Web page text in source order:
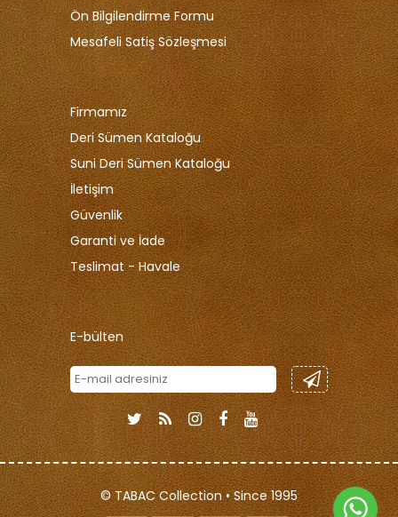
Ön Bilgilendirme Formu
Mesafeli Satiş Sözleşmesi
Firmamız
Deri Sümen Kataloğu
Suni Deri Sümen Kataloğu
İletişim
Güvenlik
Garanti ve İade
Teslimat - Havale
E-bülten
© TABAC Collection • Since 1995